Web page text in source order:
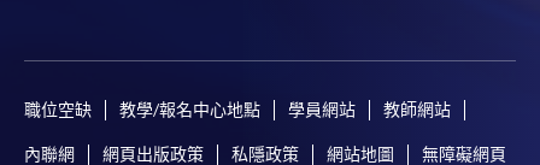
職位空缺 教學/報名中心地點 學員網站 教師網站
內聯網 網頁出版政策 私隱政策 網站地圖 無障礙網頁